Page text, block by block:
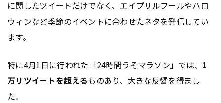
に関したツイートだけでなく、エイプリルフールやハロ
ウィンなど季節のイベントに合わせたネタを発信してい
ます。
特に4月1日に行われた「24時間うそマラソン」では、 1
万リツイートを超えるものあり、大きな反響を得まし
た。